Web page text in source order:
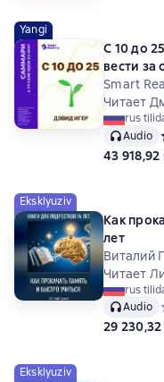
Yangi
С 10 до
вести за
Саммари
Smart
Читает
rus
Audio
43
Eksklyuziv
Как
лет
Виталий
Читает
rus
Audio
29
Eksklyuziv